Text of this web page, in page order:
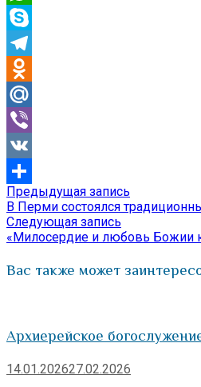
WhatsApp
Skype
Telegram
Odnoklassniki
Mail.Ru
Viber
VK
Отправить
Навигация
по
записям
Предыдущая запись
запись:
В Перми состоялся
Следующая запись
запись:
«Милосердие и любовь Божии
Вас также может
Архиерейское
14.01.202627.02.2026